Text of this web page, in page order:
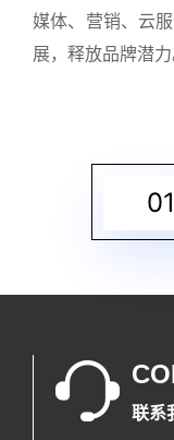
媒体、营销、云
展，释放品牌潜力
联系